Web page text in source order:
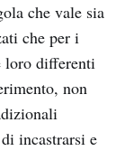
che vale sia
che per i
loro differenti
non
incastrarsi e